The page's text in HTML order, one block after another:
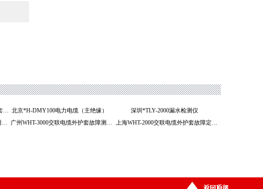
西安T-DMY200电力电缆护层（外护套） 北京*H-DMY100电力电缆（主绝缘）
深圳*TLY-2000漏水检测仪
WHT-08超高压交联电缆外护套故障测试仪 广州WHT-3000交联电缆外护套故障测试仪
上海WHT-2000交联电缆外护套故障定位仪